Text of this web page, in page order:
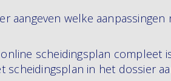
aangeven welke aanpassingen
scheidingsplan compleet
scheidingsplan in het dossier